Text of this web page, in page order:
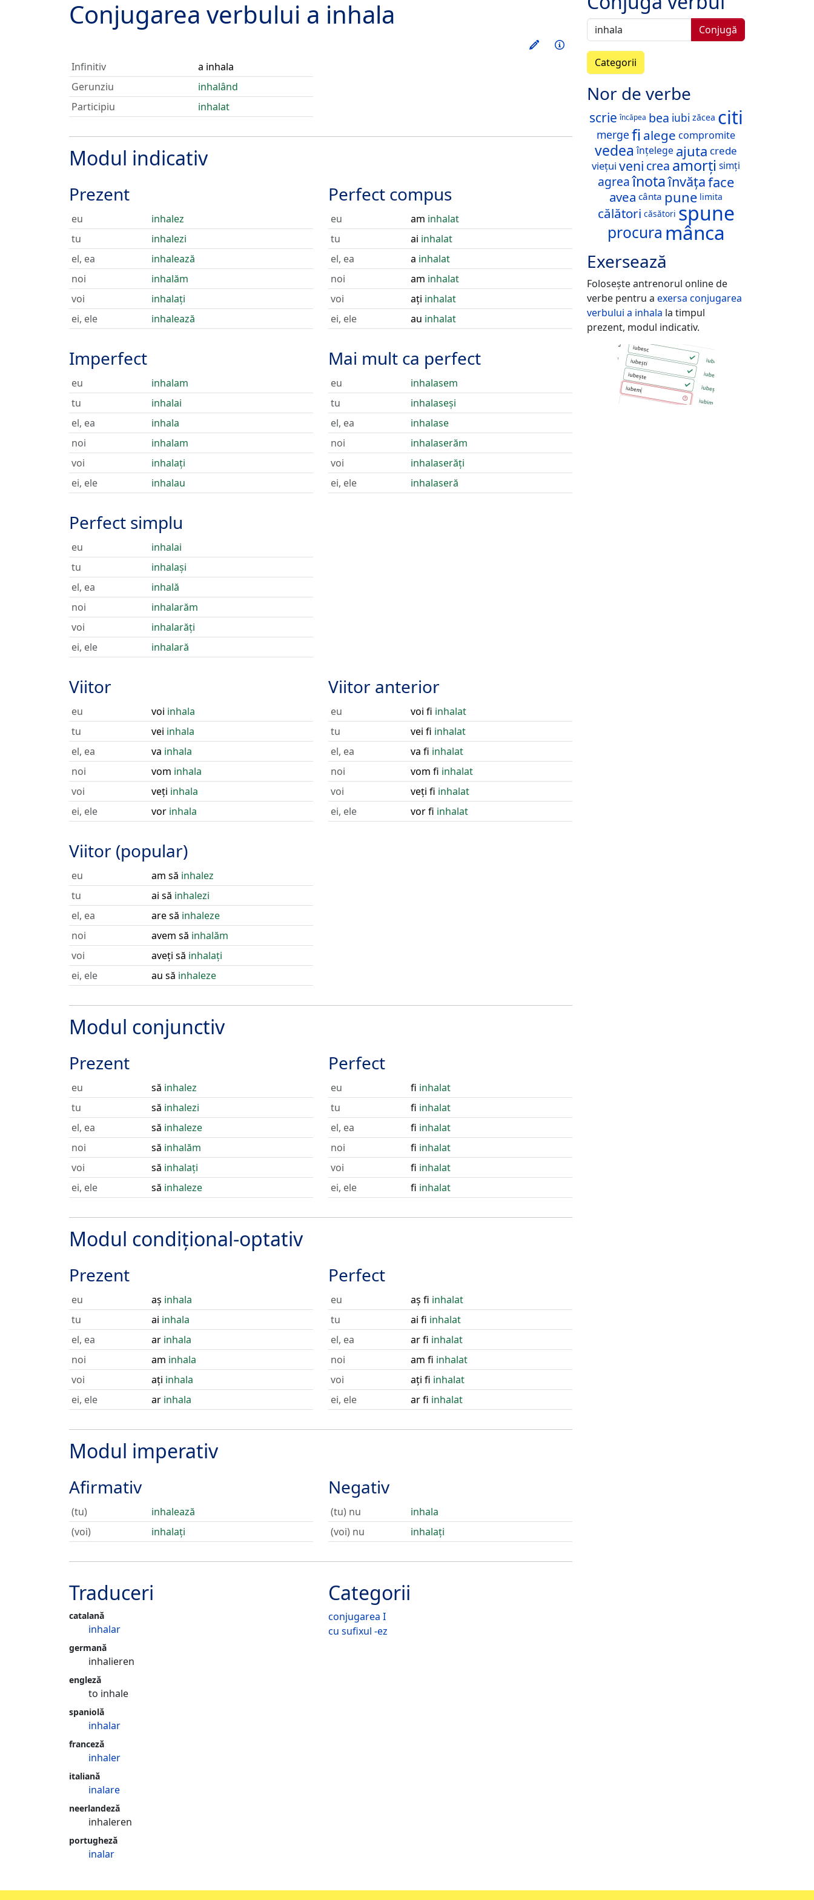
Conjugarea verbului a inhala
Exersează acest verb
Informații
Infinitiv
a inhala
Gerunziu
inhalând
Participiu
inhalat
Modul indicativ
Prezent
eu
inhalez
tu
inhalezi
el, ea
inhalează
noi
inhalăm
voi
inhalați
ei, ele
inhalează
Imperfect
eu
inhalam
tu
inhalai
el, ea
inhala
noi
inhalam
voi
inhalați
ei, ele
inhalau
Perfect simplu
eu
inhalai
tu
inhalași
el, ea
inhală
noi
inhalarăm
voi
inhalarăți
ei, ele
inhalară
Perfect compus
eu am inhalat
tu
ai inhalat
el, ea
a inhalat
noi
am inhalat
voi
ați inhalat
ei, ele
au inhalat
Mai mult ca perfect
eu
inhalasem
tu
inhalaseși
el, ea
inhalase
noi
inhalaserăm
voi
inhalaserăți
ei, ele
inhalaseră
Viitor
eu voi inhala
tu
vei inhala
el, ea
va inhala
noi
vom inhala
voi
veți inhala
ei, ele
vor inhala
Viitor (popular)
eu am să inhalez
tu
ai să inhalezi
el, ea
are să inhaleze
noi
avem să inhalăm
voi
aveți să inhalați
ei, ele
au să inhaleze
Viitor anterior
eu voi fi inhalat
tu
vei fi inhalat
el, ea
va fi inhalat
noi
vom fi inhalat
voi
veți fi inhalat
ei, ele
vor fi inhalat
Modul conjunctiv
Prezent
eu să inhalez
tu
să inhalezi
el, ea
să inhaleze
noi
să inhalăm
voi
să inhalați
ei, ele
să inhaleze
Perfect
eu fi inhalat
tu
fi inhalat
el, ea
fi inhalat
noi
fi inhalat
voi
fi inhalat
ei, ele
fi inhalat
Modul condițional-optativ
Prezent
eu aș inhala
tu
ai inhala
el, ea
ar inhala
noi
am inhala
voi
ați inhala
ei, ele
ar inhala
Perfect
eu aș fi inhalat
tu
ai fi inhalat
el, ea
ar fi inhalat
noi
am fi inhalat
voi
ați fi inhalat
ei, ele
ar fi inhalat
Modul imperativ
Afirmativ
(tu)
inhalează
(voi)
inhalați
Negativ
(tu) nu
inhala
(voi) nu
inhalați
Categorii
conjugarea I
cu sufixul -ez
Traduceri
catalană
inhalar
germană
inhalieren
engleză
to inhale
spaniolă
inhalar
franceză
inhaler
italiană
inalare
neerlandeză
inhaleren
portugheză
inalar
Conjugă
Categorii
Nor de verbe
scrie încăpea bea iubi zăcea citi
merge fi alege compromite
vedea înțelege ajuta crede
viețui veni crea amorți simți
agreaînotaînvățaface
avea cânta pune limita
călători căsători spune
procura mânca
Exersează
Folosește antrenorul online de
verbe pentru a exersa conjugarea
verbului a inhala la timpul
prezent, modul indicativ.